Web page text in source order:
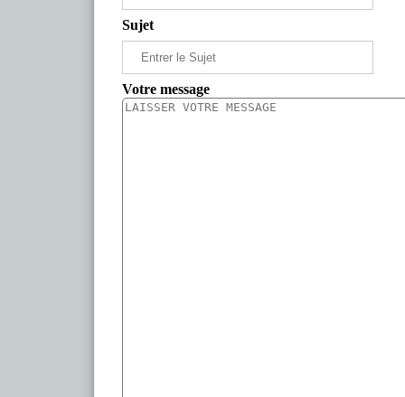
Sujet
Votre message